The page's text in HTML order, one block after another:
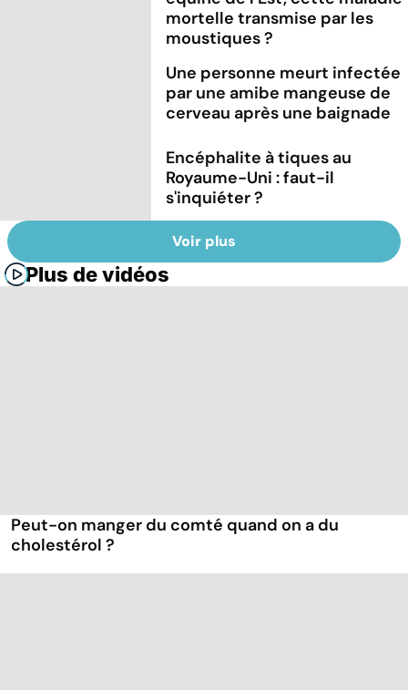
mortelle transmise par les
moustiques ?
Une personne meurt infectée
par une amibe mangeuse de
cerveau après une baignade
Encéphalite à tiques au
Royaume-Uni : faut-il
s'inquiéter ?
Voir plus
Plus de vidéos
Peut-on manger du comté quand on a du
cholestérol ?